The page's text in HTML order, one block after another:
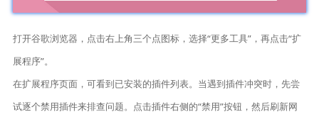
打开谷歌浏览器，点击右上角三个点图标，选择“更多工具”，再点击“扩
展程序”。
在扩展程序页面，可看到已安装的插件列表。当遇到插件冲突时，先尝
试逐个禁用插件来排查问题。点击插件右侧的“禁用”按钮，然后刷新网